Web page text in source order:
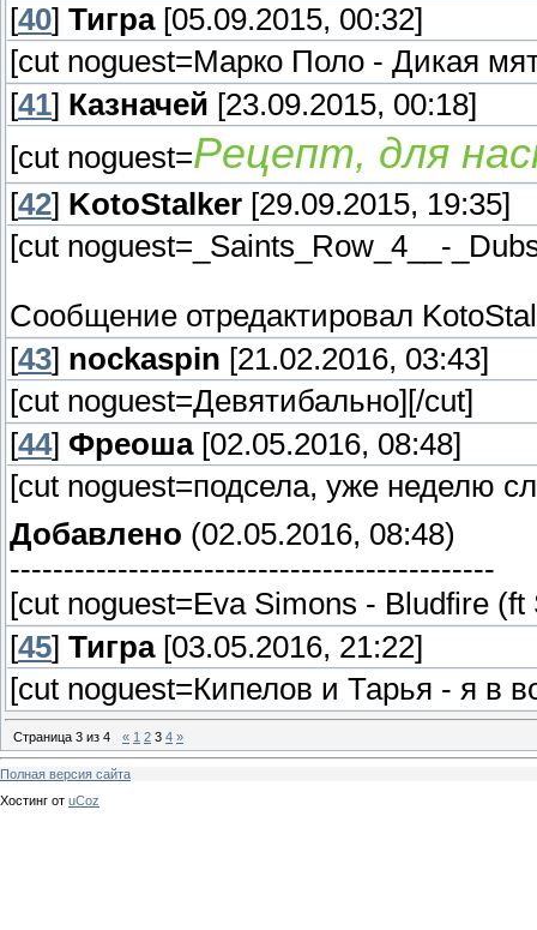
[40] Тигра[05.09.2015, 00:32]
[cut noguest=Марко Поло - Дикая
[41] Казначей [23.09.2015, 00:18]
[cut noguest=Рецепт, для
[42] KotoStalker [29.09.2015, 19:35]
[cut noguest=_Saints_Row_4__-
Сообщение отредактировал
[43] nockaspin [21.02.2016, 03:43]
[cut noguest=Девятибально] [/cut]
[44] Фреоша[02.05.2016, 08:48]
[cut noguest=подсела, уже неделю
Добавлено (02.05.2016, 08:48)
---------------------------------------------
[cut noguest=Eva Simons - Bludfire
[45] Тигра[03.05.2016, 21:22]
[cut noguest=Кипелов и Тарья - я в
Страница 3 из 4 « 1 2 3 4 »
Полная версия сайта
Хостинг от uCoz